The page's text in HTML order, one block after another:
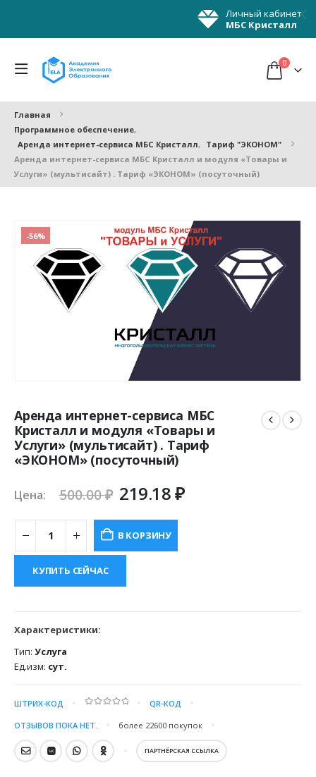
Личный кабинет
МБС Кристалл
0
Главная
Программное обеспечение,
Аренда интернет-сервиса МБС Кристалл, Тариф "ЭКОНОМ"
Аренда интернет-сервиса МБС Кристалл и модуля «Товары и
Услуги» (мультисайт) . Тариф «ЭКОНОМ» (посуточный)
-56%
Аренда интернет-сервиса МБС
Кристалл и модуля «Товары и
Услуги» (мультисайт) . Тариф
«ЭКОНОМ» (посуточный)
Цена: 500.00₽ Первоначальная
составляла
500.00 ₽.
219.18₽Текущая
В КОРЗИНУ
КУПИТЬ СЕЙЧАС
Характеристики:
Тип: Услуга
Ед.изм: сут.
ШТРИХ-КОД QR-КОД
ОТЗЫВОВ ПОКА НЕТ. более 22600 покупок
ПАРТНЁРСКАЯ ССЫЛКА